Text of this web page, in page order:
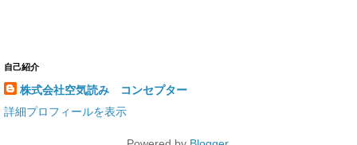
自己紹介
株式会社空気読み コンセプター
詳細プロフィールを表示